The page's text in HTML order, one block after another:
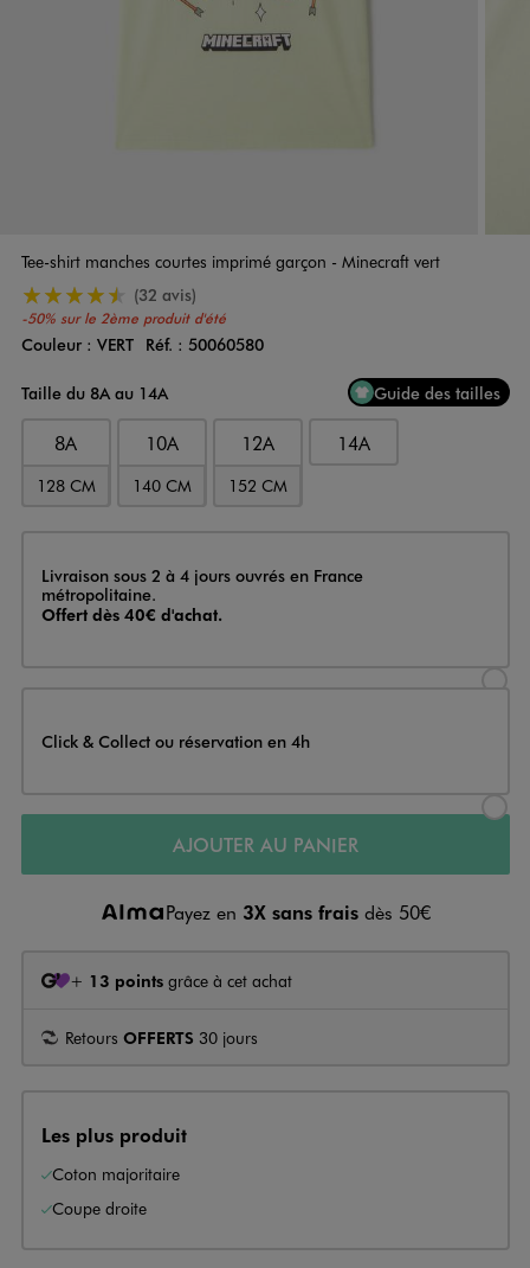
Tee-shirt manches courtes imprimé garçon - Minecraft vert
-50% sur le 2ème produit d'été
4.5/5 de moyenne
(32 avis)
Couleur
Couleur : VERT Réf. : 50060580
Taille du 8A au 14A
Guide des tailles
8A
128 CM
10A
140 CM
12A
152 CM
14A
Livraison
Livraison sous 2 à 4 jours ouvrés en France
métropolitaine.
Offert dès 40€ d'achat.
Click & Collect ou réservation en 4h
AJOUTER AU PANIER
Payez en 3X sans frais dès 50€
+ 13 points grâce à cet achat
Retours OFFERTS 30 jours
Les plus produit
Coton majoritaire
Coupe droite